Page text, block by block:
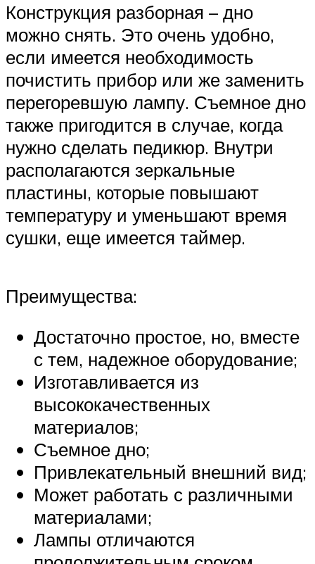
Конструкция разборная – дно
можно снять. Это очень удобно,
если имеется необходимость
почистить прибор или же заменить
перегоревшую лампу. Съемное дно
также пригодится в случае, когда
нужно сделать педикюр. Внутри
располагаются зеркальные
пластины, которые повышают
температуру и уменьшают время
сушки, еще имеется таймер.
Преимущества:
Достаточно простое, но, вместе
с тем, надежное оборудование;
Изготавливается из
высококачественных
материалов;
Съемное дно;
Привлекательный внешний вид;
Может работать с различными
материалами;
Лампы отличаются